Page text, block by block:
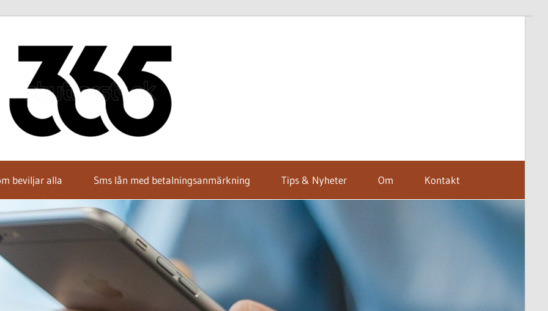
SMS-
lånet
beviljar alla Sms lån med betalningsanmärkning Tips & Nyheter Om Kontakt